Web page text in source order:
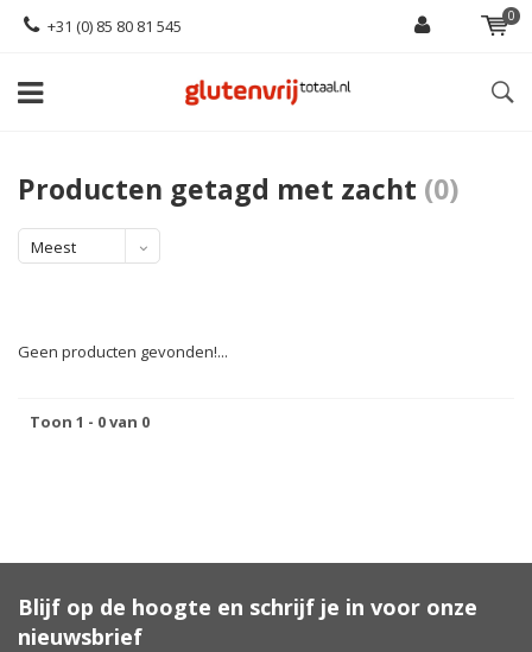
+31 (0) 85 80 81 545 0
Producten getagd met zacht (0)
Meest
Geen producten gevonden!...
Toon 1 - 0 van 0
Blijf op de hoogte en schrijf je in voor onze
nieuwsbrief